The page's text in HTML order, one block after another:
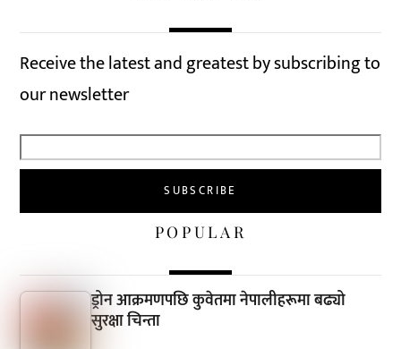
Receive the latest and greatest by subscribing to
our newsletter
POPULAR
ड्रोन आक्रमणपछि कुवेतमा नेपालीहरूमा बढ्यो
सुरक्षा चिन्ता